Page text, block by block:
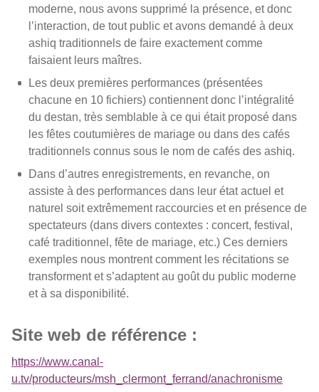
moderne, nous avons supprimé la présence, et donc
l’interaction, de tout public et avons demandé à deux
ashiq traditionnels de faire exactement comme
faisaient leurs maîtres.
Les deux premières performances (présentées
chacune en 10 fichiers) contiennent donc l’intégralité
du destan, très semblable à ce qui était proposé dans
les fêtes coutumières de mariage ou dans des cafés
traditionnels connus sous le nom de cafés des ashiq.
Dans d’autres enregistrements, en revanche, on
assiste à des performances dans leur état actuel et
naturel soit extrêmement raccourcies et en présence de
spectateurs (dans divers contextes : concert, festival,
café traditionnel, fête de mariage, etc.) Ces derniers
exemples nous montrent comment les récitations se
transforment et s’adaptent au goût du public moderne
et à sa disponibilité.
Site web de référence :
https://www.canal-
u.tv/producteurs/msh_clermont_ferrand/anachronisme